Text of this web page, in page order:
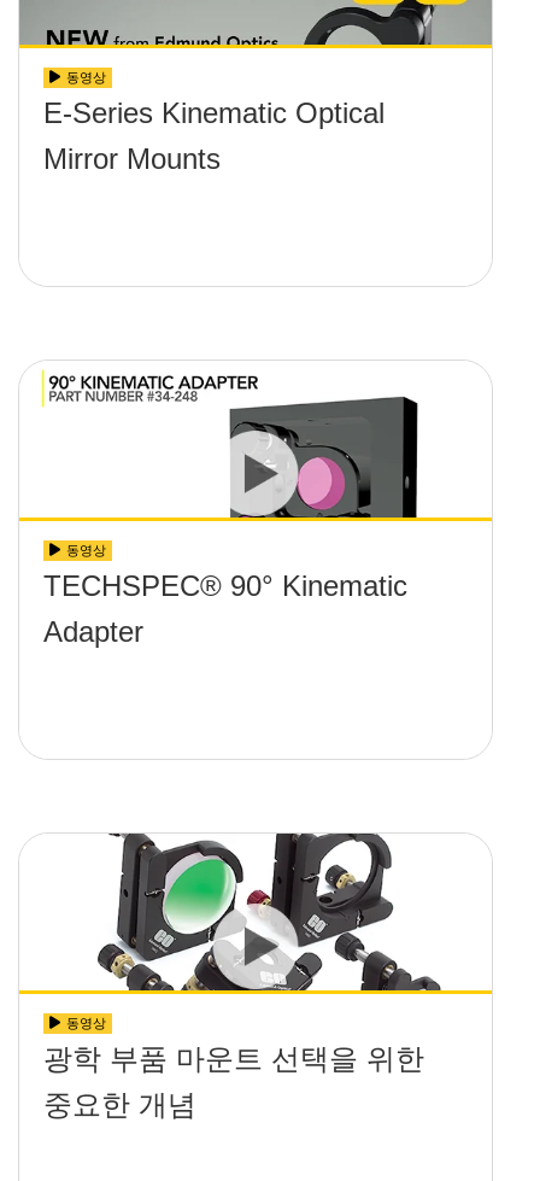
동영상
E-Series Kinematic Optical
Mirror Mounts
동영상
TECHSPEC® 90° Kinematic
Adapter
동영상
광학 부품 마운트 선택을 위한
중요한 개념